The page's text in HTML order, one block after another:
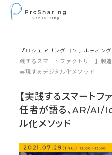
プロシェアリングコンサルティング
践するスマートファクトリー】製
実現するデジタル化メソッド
【実践するスマートフ
任者が語る、AR/AI/
ル化メソッド